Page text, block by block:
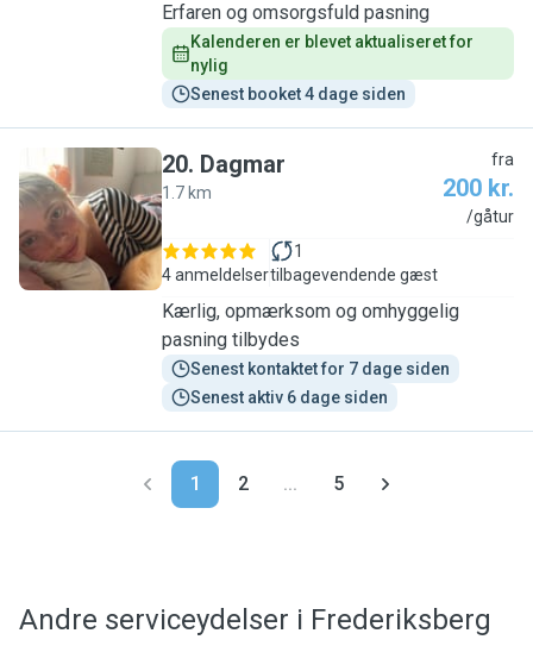
Erfaren og omsorgsfuld pasning
Kalenderen er blevet aktualiseret for
nylig
Senest booket 4 dage siden
D
20. Dagmar
1.7 km
fra
200 kr.
/gåtur
4 anmeldelser
1
tilbagevendende gæst
Kærlig, opmærksom og omhyggelig
pasning tilbydes
Senest kontaktet for 7 dage siden
Senest aktiv 6 dage siden
1 2 ... 5
Andre serviceydelser i Frederiksberg